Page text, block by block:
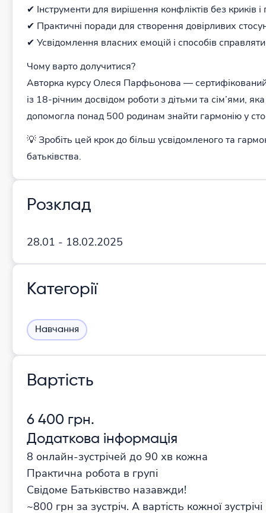
✔ Інструменти для вирішення конфліктів без криків
✔ Практичні поради для створення довірливих
✔ Усвідомлення власних емоцій і способів
Чому варто долучитися?
Авторка курсу Олеся Парфьонова —
із 18-річним досвідом роботи з дітьми та сім’ями, яка
допомогла понад 500 родинам знайти гармонію у
💡 Зробіть цей крок до більш усвідомленого та
батьківства.
Розклад
28.01 - 18.02.2025
Категорії
Навчання
Вартість
6 400 грн.
Додаткова інформація
8 онлайн-зустрічей до 90 хв кожна
Практична робота в групі
Свідоме Батьківство назавжди!
~800 грн за зустріч. А вартість кожної зустрічі